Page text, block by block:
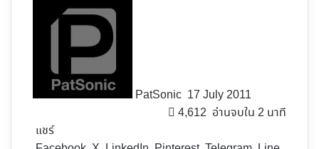
PatSonic 17 July 2011
4,612 อ่านจบใน 2 นาที
แชร์